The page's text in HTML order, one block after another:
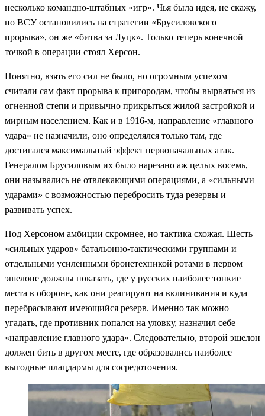
несколько командно-штабных «игр». Чья была идея, не скажу,
но ВСУ остановились на стратегии «Брусиловского
прорыва», он же «битва за Луцк». Только теперь конечной
точкой в операции стоял Херсон.
Понятно, взять его сил не было, но огромным успехом
считали сам факт прорыва к пригородам, чтобы вырваться из
огненной степи и привычно прикрыться жилой застройкой и
мирным населением. Как и в 1916-м, направление «главного
удара» не назначили, оно определялся только там, где
достигался максимальный эффект первоначальных атак.
Генералом Брусиловым их было нарезано аж целых восемь,
они назывались не отвлекающими операциями, а «сильными
ударами» с возможностью перебросить туда резервы и
развивать успех.
Под Херсоном амбиции скромнее, но тактика схожая. Шесть
«сильных ударов» батальонно-тактическими группами и
отдельными усиленными бронетехникой ротами в первом
эшелоне должны показать, где у русских наиболее тонкие
места в обороне, как они реагируют на вклинивания и куда
перебрасывают имеющийся резерв. Именно так можно
угадать, где противник попался на уловку, назначил себе
«направление главного удара». Следовательно, второй эшелон
должен бить в другом месте, где образовались наиболее
выгодные плацдармы для сосредоточения.